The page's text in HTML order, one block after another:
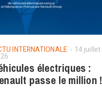
INTERNATIONALE 14 juillet
électriques :
passe le million !